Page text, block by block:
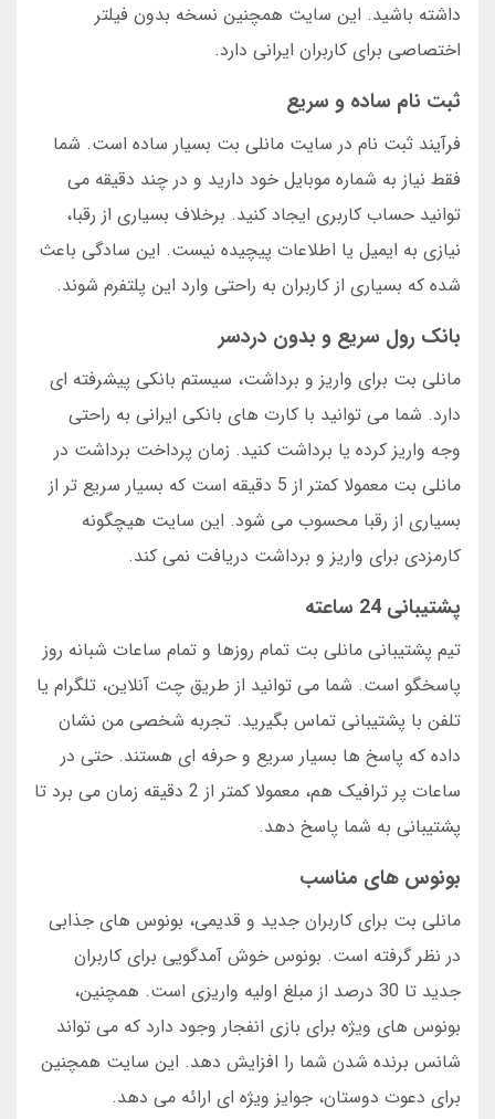
داشته باشید. این سایت همچنین نسخه بدون فیلتر
اختصاصی برای کاربران ایرانی دارد.
ثبت نام ساده و سریع
فرآیند ثبت نام در سایت مانلی بت بسیار ساده است. شما
فقط نیاز به شماره موبایل خود دارید و در چند دقیقه می
توانید حساب کاربری ایجاد کنید. برخلاف بسیاری از رقبا،
نیازی به ایمیل یا اطلاعات پیچیده نیست. این سادگی باعث
شده که بسیاری از کاربران به راحتی وارد این پلتفرم شوند.
بانک رول سریع و بدون دردسر
مانلی بت برای واریز و برداشت، سیستم بانکی پیشرفته ای
دارد. شما می توانید با کارت های بانکی ایرانی به راحتی
وجه واریز کرده یا برداشت کنید. زمان پرداخت برداشت در
مانلی بت معمولا کمتر از 5 دقیقه است که بسیار سریع تر از
بسیاری از رقبا محسوب می شود. این سایت هیچگونه
کارمزدی برای واریز و برداشت دریافت نمی کند.
پشتیبانی 24 ساعته
تیم پشتیبانی مانلی بت تمام روزها و تمام ساعات شبانه روز
پاسخگو است. شما می توانید از طریق چت آنلاین، تلگرام یا
تلفن با پشتیبانی تماس بگیرید. تجربه شخصی من نشان
داده که پاسخ ها بسیار سریع و حرفه ای هستند. حتی در
ساعات پر ترافیک هم، معمولا کمتر از 2 دقیقه زمان می برد تا
پشتیبانی به شما پاسخ دهد.
بونوس های مناسب
مانلی بت برای کاربران جدید و قدیمی، بونوس های جذابی
در نظر گرفته است. بونوس خوش آمدگویی برای کاربران
جدید تا 30 درصد از مبلغ اولیه واریزی است. همچنین،
بونوس های ویژه برای بازی انفجار وجود دارد که می تواند
شانس برنده شدن شما را افزایش دهد. این سایت همچنین
برای دعوت دوستان، جوایز ویژه ای ارائه می دهد.